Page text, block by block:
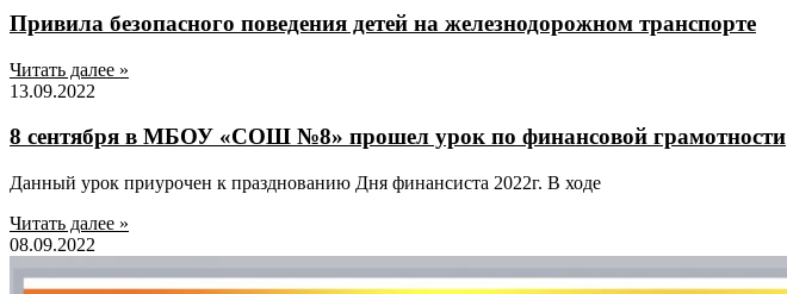
Привила безопасного поведения детей на железнодорожном транспорте
Читать далее »
13.09.2022
8 сентября в МБОУ «СОШ №8» прошел урок по финансовой грамотности
Данный урок приурочен к празднованию Дня финансиста 2022г. В ходе
Читать далее »
08.09.2022